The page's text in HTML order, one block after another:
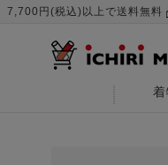
7,700円(税込)以上で送料無料
着